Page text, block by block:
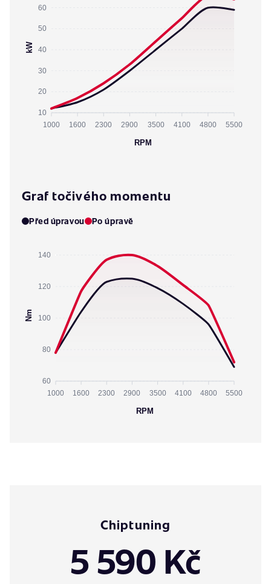
60
50
40
30
20
10
kW
1000 1600 2300 2900 3500 4100 4800 5500
RPM
Graf točivého momentu
Před úpravou Po úpravě
140
120
100
80
60
Nm
1000 1600 2300 2900 3500 4100 4800 5500
RPM
Chiptuning
5 590 Kč